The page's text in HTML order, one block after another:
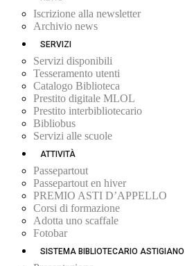
Iscrizione alla newsletter
Archivio news
SERVIZI
Servizi disponibili
Tesseramento utenti
Catalogo Biblioteca
Prestito digitale MLOL
Prestito interbibliotecario
Bibliobus
Servizi alle scuole
ATTIVITÀ
Passepartout
Passepartout en hiver
PREMIO ASTI D’APPELLO
Corsi di formazione
Adotta uno scaffale
Fotobar
SISTEMA BIBLIOTECARIO ASTIGIANO